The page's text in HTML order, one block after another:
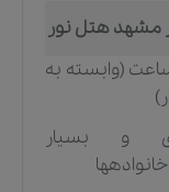
مشهد هتل نور
تا ۱۲ ساعت (وابسته به
و بسیار